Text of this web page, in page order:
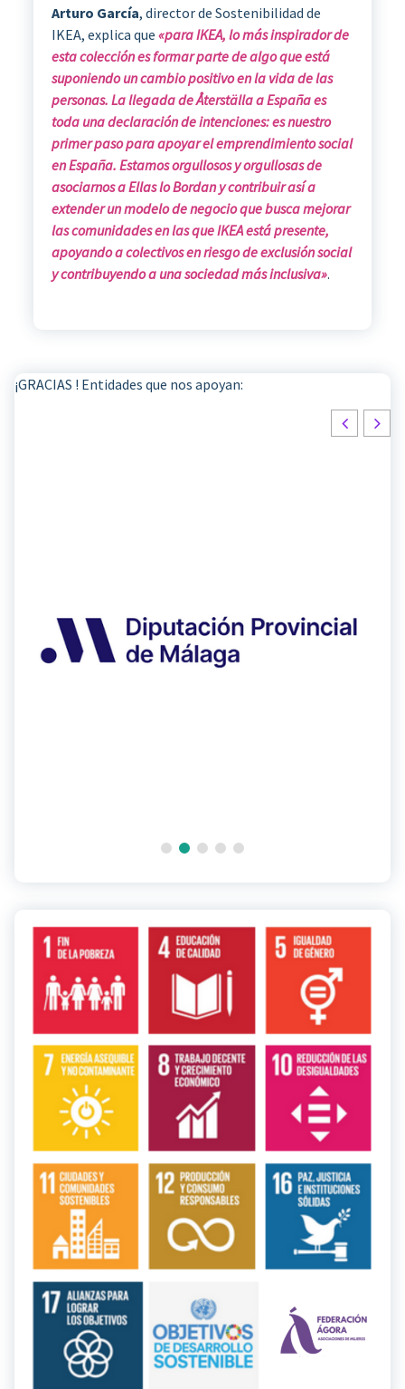
Arturo García, director de Sostenibilidad de
IKEA, explica que «para IKEA, lo más inspirador de
esta colección es formar parte de algo que está
suponiendo un cambio positivo en la vida de las
personas. La llegada de Återställa a España es
toda una declaración de intenciones: es nuestro
primer paso para apoyar el emprendimiento social
en España. Estamos orgullosos y orgullosas de
asociarnos a Ellas lo Bordan y contribuir así a
extender un modelo de negocio que busca mejorar
las comunidades en las que IKEA está presente,
apoyando a colectivos en riesgo de exclusión social
y contribuyendo a una sociedad más inclusiva».
¡GRACIAS ! Entidades que nos apoyan: